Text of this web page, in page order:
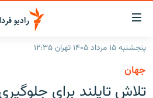
لینک‌های
قابلیت
دسترسی
بازگشت
به ایران
پنجشنبه ۱۵ مرداد ۱۴۰۵ تهران ۱۲:۳۵
جهان
تلاش تايلند براي